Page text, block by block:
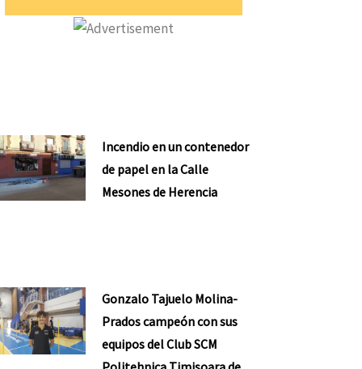
Incendio en un contenedor
de papel en la Calle
Mesones de Herencia
Gonzalo Tajuelo Molina-
Prados campeón con sus
equipos del Club SCM